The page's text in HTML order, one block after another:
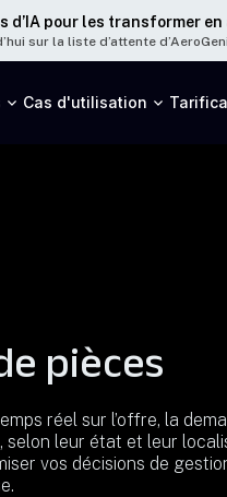
d’IA pour les transformer en
sur la liste d’attente
Cas d'utilisation
pièces
réel sur l’offre, la
selon leur état et leur
vos décisions de